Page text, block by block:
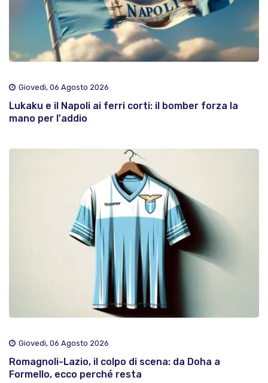
Giovedì, 06 Agosto 2026
Lukaku e il Napoli ai ferri corti: il bomber forza la
mano per l'addio
Giovedì, 06 Agosto 2026
Romagnoli-Lazio, il colpo di scena: da Doha a
Formello, ecco perché resta